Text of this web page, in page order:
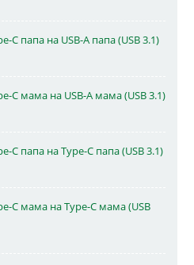
C папа на USB-A папа (USB 3.1)
C мама на USB-A мама (USB 3.1)
C папа на Type-C папа (USB 3.1)
C мама на Type-C мама (USB